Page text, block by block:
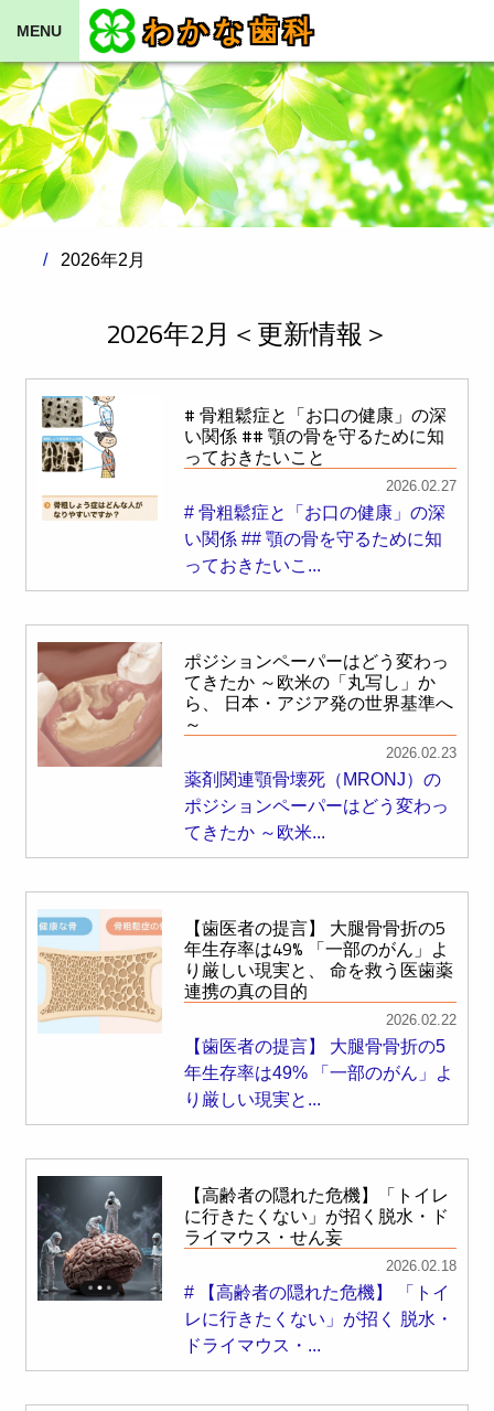
MENU わかな歯科
2026年2月
2026年2月＜更新情報＞
# 骨粗鬆症と「お口の健康」の深
い関係 ## 顎の骨を守るために知
っておきたいこと
2026.02.27
# 骨粗鬆症と「お口の健康」の深
い関係 ## 顎の骨を守るために知
っておきたいこ...
ポジションペーパーはどう変わっ
てきたか ～欧米の「丸写し」か
ら、 日本・アジア発の世界基準へ
～
2026.02.23
薬剤関連顎骨壊死（MRONJ）の
ポジションペーパーはどう変わっ
てきたか ～欧米...
【歯医者の提言】 大腿骨骨折の5
年生存率は49% 「一部のがん」よ
り厳しい現実と、 命を救う医歯薬
連携の真の目的
2026.02.22
【歯医者の提言】 大腿骨骨折の5
年生存率は49% 「一部のがん」よ
り厳しい現実と...
【高齢者の隠れた危機】「トイレ
に行きたくない」が招く脱水・ド
ライマウス・せん妄
2026.02.18
# 【高齢者の隠れた危機】 「トイ
レに行きたくない」が招く 脱水・
ドライマウス・...